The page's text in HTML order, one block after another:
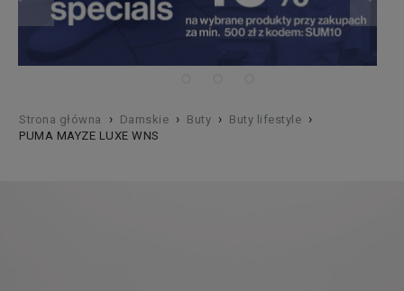
Strona główna › Damskie › Buty › Buty lifestyle ›
PUMA MAYZE LUXE WNS